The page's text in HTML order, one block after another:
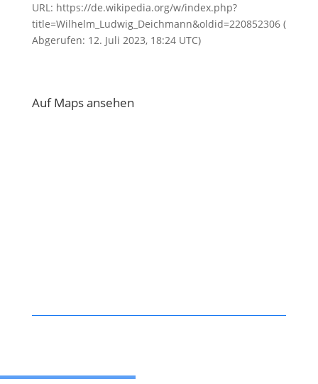
URL: https://de.wikipedia.org/w/index.php?
title=Wilhelm_Ludwig_Deichmann&oldid=220852306 (
Abgerufen: 12. Juli 2023, 18:24 UTC)
Auf Maps ansehen